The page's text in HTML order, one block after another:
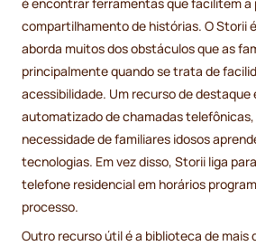
compartilhamento de histórias. O Storii
aborda muitos dos obstáculos que as
principalmente quando se trata de
acessibilidade. Um recurso de destaque
automatizado de chamadas telefônicas,
necessidade de familiares idosos
tecnologias. Em vez disso, Storii liga
telefone residencial em horários
processo.
Outro recurso útil é a biblioteca de mais